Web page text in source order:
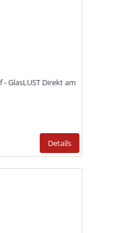
GlasLUST Direkt am
Details